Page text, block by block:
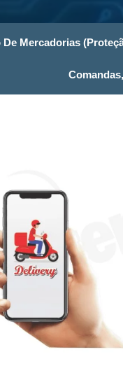
Mercadorias